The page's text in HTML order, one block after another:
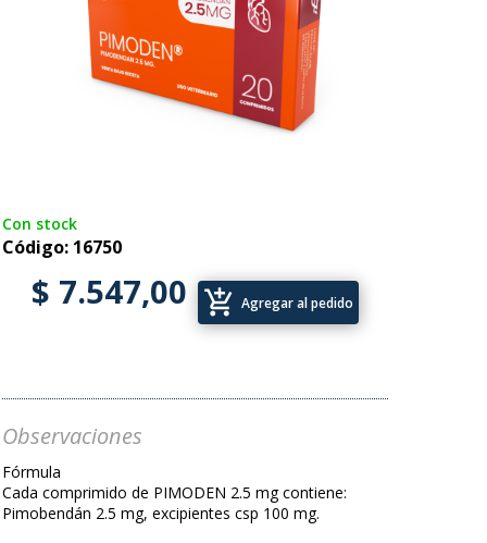
Con stock
Código: 16750
$ 7.547,00 add_shopping_cart Agregar al pedido
Observaciones
Fórmula
Cada comprimido de PIMODEN 2.5 mg contiene:
Pimobendán 2.5 mg, excipientes csp 100 mg.